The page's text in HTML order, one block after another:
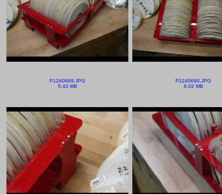
P1240689.JPG
5.43 MB
P1240690.JPG
6.02 MB